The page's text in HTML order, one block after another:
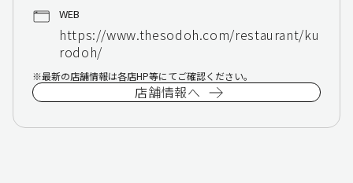
WEB
https://www.thesodoh.com/restaurant/ku
rodoh/
最新の店舗情報は各店HP等にてご確認ください。
店舗情報へ